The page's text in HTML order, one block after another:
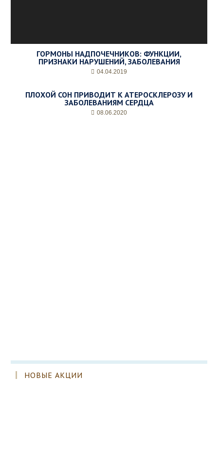
ГОРМОНЫ НАДПОЧЕЧНИКОВ: ФУНКЦИИ,
ПРИЗНАКИ НАРУШЕНИЙ, ЗАБОЛЕВАНИЯ
04.04.2019
ПЛОХОЙ СОН ПРИВОДИТ К АТЕРОСКЛЕРОЗУ И
ЗАБОЛЕВАНИЯМ СЕРДЦА
08.06.2020
НОВЫЕ АКЦИИ